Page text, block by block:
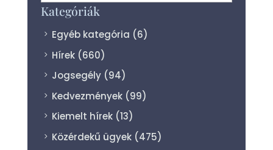
Kategóriák
Egyéb kategória (6)
Hírek (660)
Jogsegély (94)
Kedvezmények (99)
Kiemelt hírek (13)
Közérdekű ügyek (475)